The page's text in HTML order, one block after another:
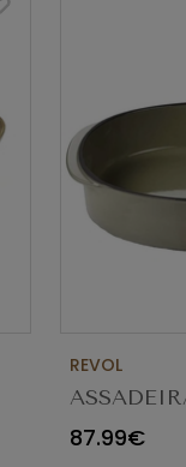
REVOL
654545
87.99€